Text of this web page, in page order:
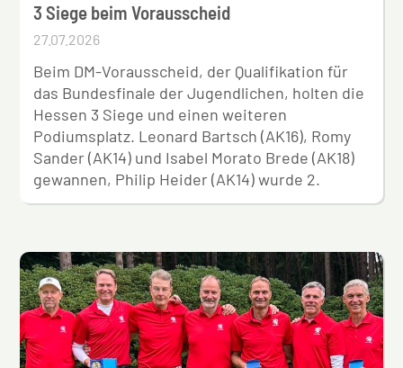
3 Siege beim Vorausscheid
27.07.2026
Beim DM-Vorausscheid, der Qualifikation für
das Bundesfinale der Jugendlichen, holten die
Hessen 3 Siege und einen weiteren
Podiumsplatz. Leonard Bartsch (AK16), Romy
Sander (AK14) und Isabel Morato Brede (AK18)
gewannen, Philip Heider (AK14) wurde 2.